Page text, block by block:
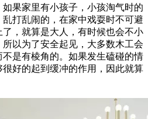
果家里有小孩子，小孩淘气时的
打乱闹的，在家中戏耍时不可避
，就算是大人，有时候也会不小
以为了安全起见，大多数木工会
是有棱角的。如果发生磕碰的情
好的起到缓冲的作用，因此就算